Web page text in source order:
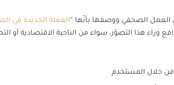
العمل الصحفي ووصفها بأنّها “العملة الجديدة في
وراء هذا التصوّر، سواء من الناحية الاقتصادية أو
من خلال المستخدم